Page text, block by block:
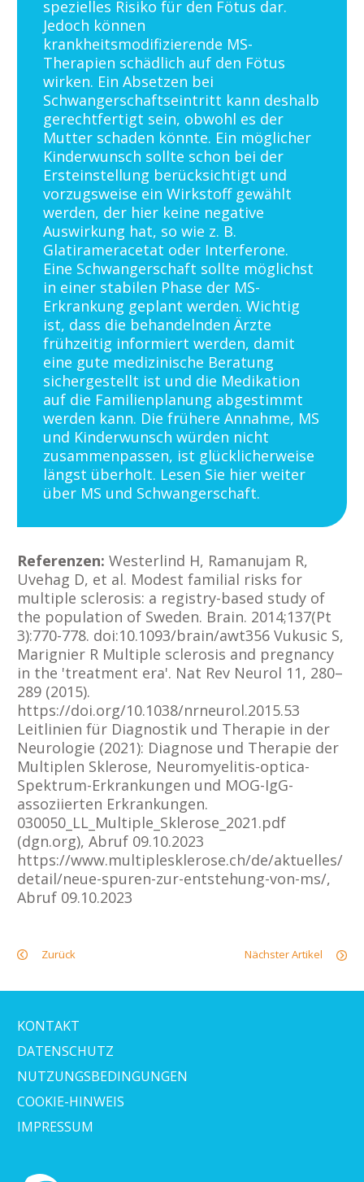
spezielles Risiko für den Fötus dar.
Jedoch können
krankheitsmodifizierende MS-
Therapien schädlich auf den Fötus
wirken. Ein Absetzen bei
Schwangerschaftseintritt kann deshalb
gerechtfertigt sein, obwohl es der
Mutter schaden könnte. Ein möglicher
Kinderwunsch sollte schon bei der
Ersteinstellung berücksichtigt und
vorzugsweise ein Wirkstoff gewählt
werden, der hier keine negative
Auswirkung hat, so wie z. B.
Glatirameracetat oder Interferone.
Eine Schwangerschaft sollte möglichst
in einer stabilen Phase der MS-
Erkrankung geplant werden. Wichtig
ist, dass die behandelnden Ärzte
frühzeitig informiert werden, damit
eine gute medizinische Beratung
sichergestellt ist und die Medikation
auf die Familienplanung abgestimmt
werden kann. Die frühere Annahme, MS
und Kinderwunsch würden nicht
zusammenpassen, ist glücklicherweise
längst überholt. Lesen Sie hier weiter
über MS und Schwangerschaft.
Referenzen: Westerlind H, Ramanujam R,
Uvehag D, et al. Modest familial risks for
multiple sclerosis: a registry-based study of
the population of Sweden. Brain. 2014;137(Pt
3):770-778. doi:10.1093/brain/awt356 Vukusic S,
Marignier R Multiple sclerosis and pregnancy
in the 'treatment era'. Nat Rev Neurol 11, 280–
289 (2015).
https://doi.org/10.1038/nrneurol.2015.53
Leitlinien für Diagnostik und Therapie in der
Neurologie (2021): Diagnose und Therapie der
Multiplen Sklerose, Neuromyelitis-optica-
Spektrum-Erkrankungen und MOG-IgG-
assoziierten Erkrankungen.
030050_LL_Multiple_Sklerose_2021.pdf
(dgn.org), Abruf 09.10.2023
https://www.multiplesklerose.ch/de/aktuelles/
detail/neue-spuren-zur-entstehung-von-ms/,
Abruf 09.10.2023
Zurück Nächster Artikel
KONTAKT
DATENSCHUTZ
NUTZUNGSBEDINGUNGEN
COOKIE-HINWEIS
IMPRESSUM